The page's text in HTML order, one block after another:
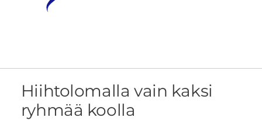
Hiihtolomalla vain kaksi
ryhmää koolla